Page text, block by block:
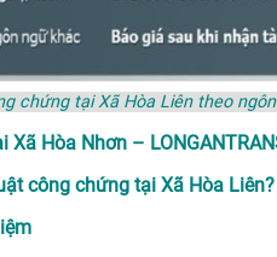
chứng tại Xã Hòa Liên theo
Hòa Nhơn –
công chứng tại Xã Hòa Liên?